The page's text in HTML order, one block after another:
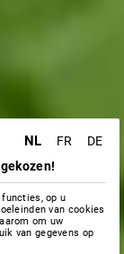
NL FR
DE
op u
van cookies
om uw
van gegevens op